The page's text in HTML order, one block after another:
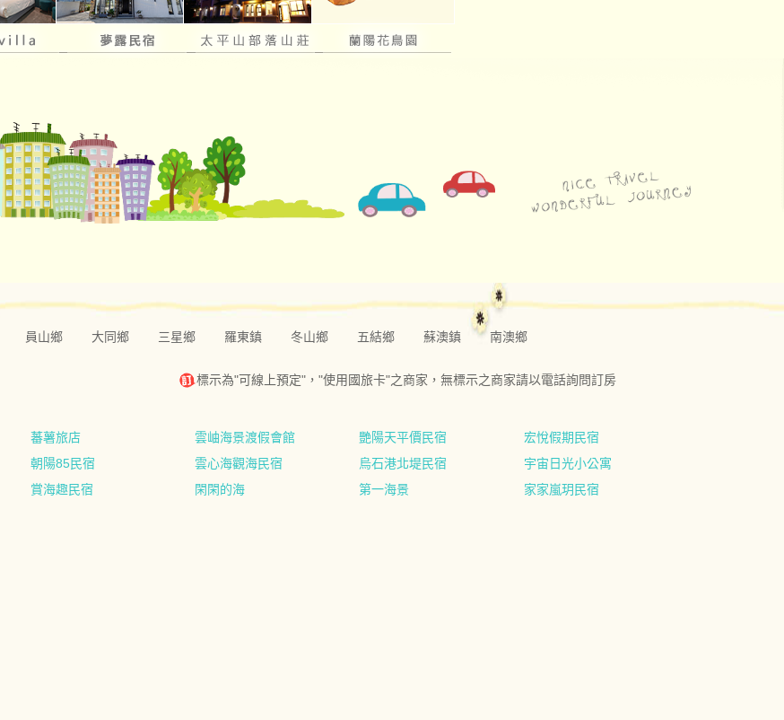
員山鄉 大同鄉 三星鄉 羅東鎮 冬山鄉 五結鄉 蘇澳鎮 南澳鄉
標示為"可線上預定"，"使用國旅卡"之商家，無標示之商家請以電話詢問訂房
蕃薯旅店 雲岫海景渡假會館 艷陽天平價民宿
宏悅假期民宿
朝陽85民宿 雲心海觀海民宿 烏石港北堤民宿
宇宙日光小公寓
賞海趣民宿 閑閑的海 第一海景
家家嵐玥民宿